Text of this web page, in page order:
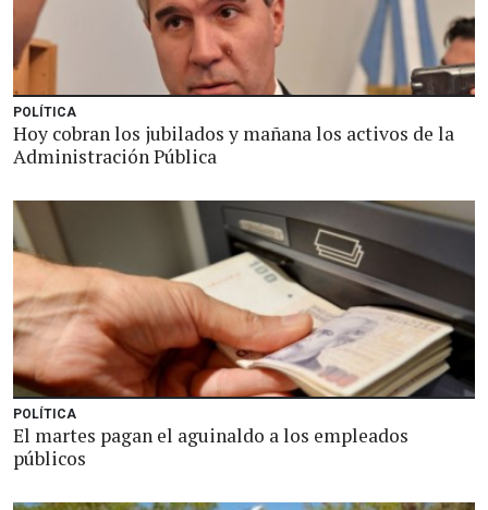
POLÍTICA
Hoy cobran los jubilados y mañana los activos de la
Administración Pública
POLÍTICA
El martes pagan el aguinaldo a los empleados
públicos